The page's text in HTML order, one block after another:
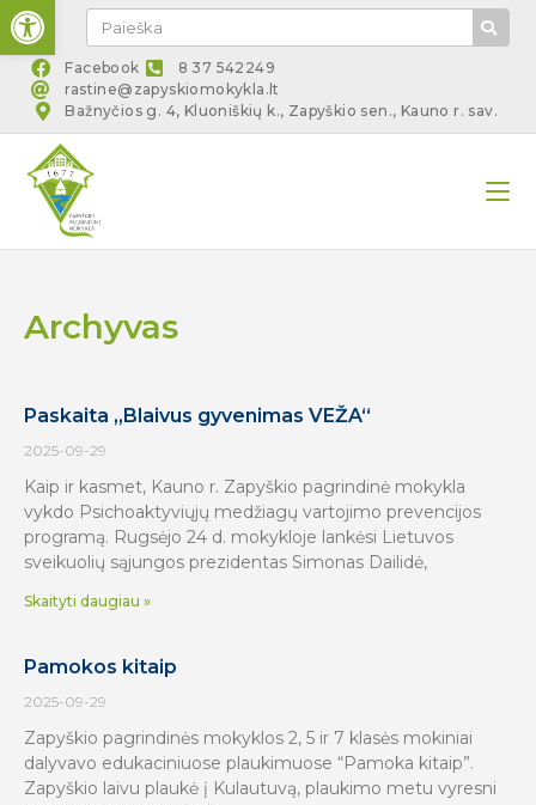
Open toolbar
Facebook
8 37 542249
rastine@zapyskiomokykla.lt
Bažnyčios g. 4, Kluoniškių k., Zapyškio sen., Kauno r. sav.
Archyvas
Paskaita „Blaivus gyvenimas VEŽA“
2025-09-29
Kaip ir kasmet, Kauno r. Zapyškio pagrindinė mokykla
vykdo Psichoaktyviųjų medžiagų vartojimo prevencijos
programą. Rugsėjo 24 d. mokykloje lankėsi Lietuvos
sveikuolių sąjungos prezidentas Simonas Dailidė,
Skaityti daugiau »
Pamokos kitaip
2025-09-29
Zapyškio pagrindinės mokyklos 2, 5 ir 7 klasės mokiniai
dalyvavo edukaciniuose plaukimuose “Pamoka kitaip”.
Zapyškio laivu plaukė į Kulautuvą, plaukimo metu vyresni